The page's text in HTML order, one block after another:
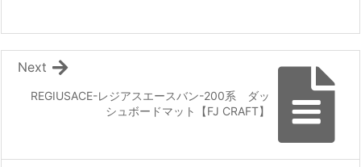
REGIUSACE-レジアスエースバン-200系 ダッ
シュボードマット【FJ CRAFT】
Next